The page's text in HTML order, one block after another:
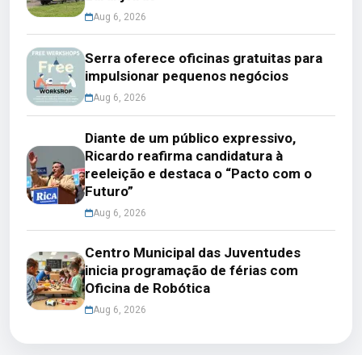
Aug 6, 2026
Serra oferece oficinas gratuitas para
impulsionar pequenos negócios
Aug 6, 2026
Diante de um público expressivo,
Ricardo reafirma candidatura à
reeleição e destaca o “Pacto com o
Futuro”
Aug 6, 2026
Centro Municipal das Juventudes
inicia programação de férias com
Oficina de Robótica
Aug 6, 2026